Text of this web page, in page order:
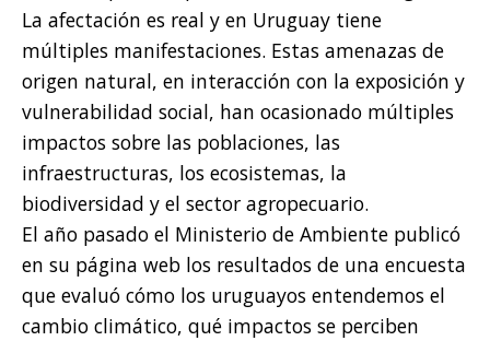
La afectación es real y en Uruguay tiene
múltiples manifestaciones. Estas amenazas de
origen natural, en interacción con la exposición y
vulnerabilidad social, han ocasionado múltiples
impactos sobre las poblaciones, las
infraestructuras, los ecosistemas, la
biodiversidad y el sector agropecuario.
El año pasado el Ministerio de Ambiente publicó
en su página web los resultados de una encuesta
que evaluó cómo los uruguayos entendemos el
cambio climático, qué impactos se perciben